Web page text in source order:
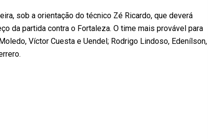
sob a orientação do técnico Zé Ricardo, que deverá
da partida contra o Fortaleza. O time mais provável para
Víctor Cuesta e Uendel; Rodrigo Lindoso, Edenílson,